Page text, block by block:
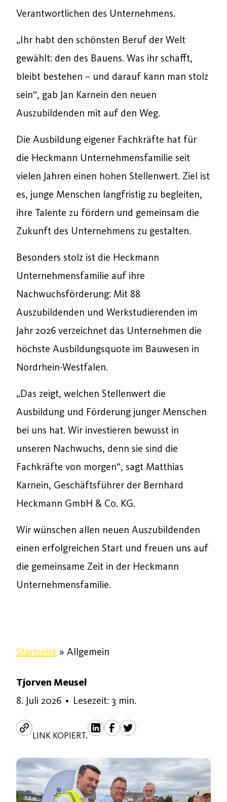
Verantwortlichen des Unternehmens.
„Ihr habt den schönsten Beruf der Welt
gewählt: den des Bauens. Was ihr schafft,
bleibt bestehen – und darauf kann man stolz
sein“, gab Jan Karnein den neuen
Auszubildenden mit auf den Weg.
Die Ausbildung eigener Fachkräfte hat für
die Heckmann Unternehmensfamilie seit
vielen Jahren einen hohen Stellenwert. Ziel ist
es, junge Menschen langfristig zu begleiten,
ihre Talente zu fördern und gemeinsam die
Zukunft des Unternehmens zu gestalten.
Besonders stolz ist die Heckmann
Unternehmensfamilie auf ihre
Nachwuchsförderung: Mit 88
Auszubildenden und Werkstudierenden im
Jahr 2026 verzeichnet das Unternehmen die
höchste Ausbildungsquote im Bauwesen in
Nordrhein-Westfalen.
„Das zeigt, welchen Stellenwert die
Ausbildung und Förderung junger Menschen
bei uns hat. Wir investieren bewusst in
unseren Nachwuchs, denn sie sind die
Fachkräfte von morgen“, sagt Matthias
Karnein, Geschäftsführer der Bernhard
Heckmann GmbH & Co. KG.
Wir wünschen allen neuen Auszubildenden
einen erfolgreichen Start und freuen uns auf
die gemeinsame Zeit in der Heckmann
Unternehmensfamilie.
Startseite » Allgemein
Tjorven Meusel
8. Juli 2026 • Lesezeit: 3 min.
LINK KOPIERT.